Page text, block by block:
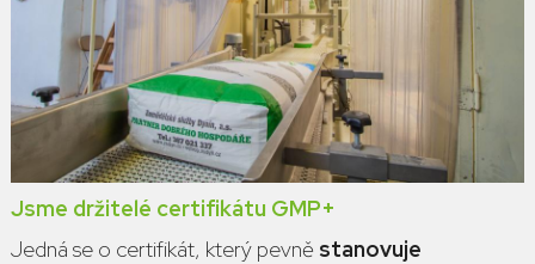
Jsme držitelé certifikátu GMP+
Jedná se o certifikát, který pevně stanovuje